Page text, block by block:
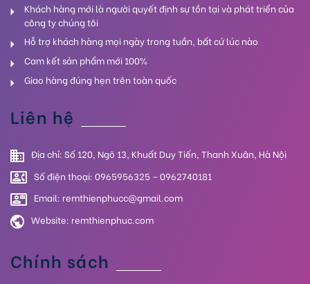
Khách hàng mới là người quyết định sự tồn tại và phát triển của
công ty chúng tôi
Hỗ trợ khách hàng mọi ngày trong tuần, bất cứ lúc nào
Cam kết sản phẩm mới 100%
Giao hàng đúng hẹn trên toàn quốc
Liên hệ
Địa chỉ: Số 120, Ngõ 13, Khuất Duy Tiến, Thanh Xuân, Hà Nội
Số điện thoại: 0965956325 – 0962740181
Email: remthienphucc@gmail.com
Website: remthienphuc.com
Chính sách